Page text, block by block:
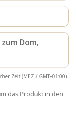
Dom,
Zeit (MEZ / GMT+01:00).
das Produkt in den